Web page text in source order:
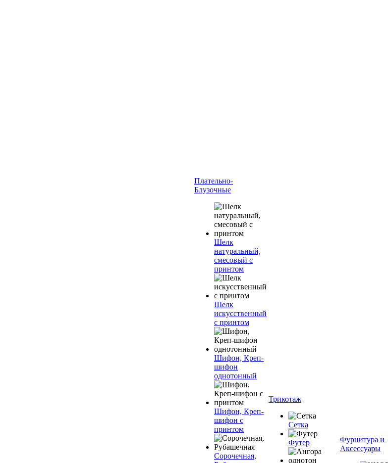
Плательно-
Блузочные
Шелк
натуральный,
смесовый с
принтом
Шелк
искусственный
с принтом
Шифон, Креп-
шифон
однотонный
Шифон, Креп-
шифон с
принтом
Сорочечная,
Трикотаж
Сетка
Футер
Фурнитура и
Аксессуары